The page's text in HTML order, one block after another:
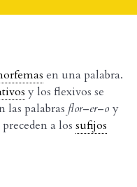
en una palabra.
y los flexivos se
las palabras flor–er–o y
a los sufijos